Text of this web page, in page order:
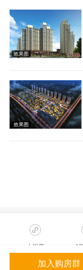
实景图
效果图
加入购房群
小程序